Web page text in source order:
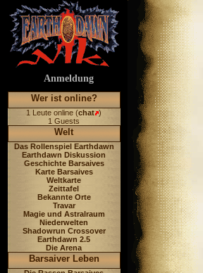
Anmeldung
Wer ist online?
1 Leute online (chat )
1 Guests
Welt
Das Rollenspiel Earthdawn
Earthdawn Diskussion
Geschichte Barsaives
Karte Barsaives
Weltkarte
Zeittafel
Bekannte Orte
Travar
Magie und Astralraum
Niederwelten
Shadowrun Crossover
Earthdawn 2.5
Die Arena
Barsaiver Leben